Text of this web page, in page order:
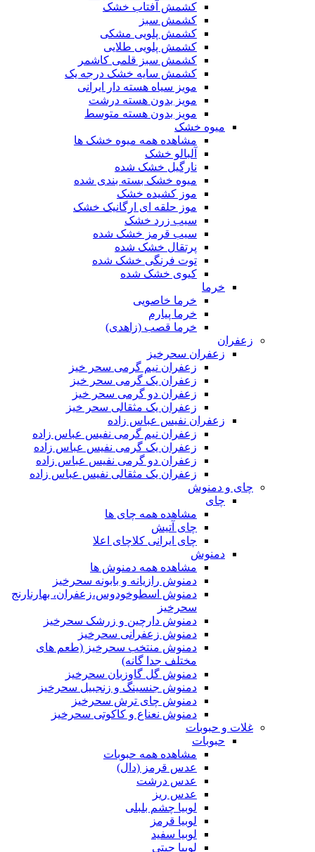
کشمش آفتاب خشک
کشمش سبز
کشمش پلویی مشکی
کشمش پلویی طلایی
کشمش سبز قلمی کاشمر
کشمش سایه خشک درجه یک
مویز سیاه هسته دار ایرانی
مویز بدون هسته درشت
مویز بدون هسته متوسط
میوه خشک
مشاهده همه میوه خشک ها
آلبالو خشک
نارگیل خشک شده
میوه خشک بسته بندی شده
موز کشیده خشک
موز حلقه ای ارگانیک خشک
سیب زرد خشک
سیب قرمز خشک شده
پرتقال خشک شده
توت فرنگی خشک شده
کیوی خشک شده
خرما
خرما خاصویی
خرما پیارم
خرما قصب (زاهدی)
زعفران
زعفران سحرخیز
زعفران نیم گرمی سحر خیز
زعفران یک گرمی سحر خیز
زعفران دو گرمی سحر خیز
زعفران یک مثقالی سحر خیز
زعفران نفیس عباس زاده
زعفران نیم گرمی نفیس عباس زاده
زعفران یک گرمی نفیس عباس زاده
زعفران دو گرمی نفیس عباس زاده
زعفران یک مثقالی نفیس عباس زاده
چای و دمنوش
چای
مشاهده همه چای ها
چای آتیش
چای ایرانی کلاچای اعلا
دمنوش
مشاهده همه دمنوش ها
دمنوش رازیانه و بابونه سحرخیز
دمنوش اسطوخودوس،زعفران، بهارنارنج
سحرخیز
دمنوش دارچین و زرشک سحرخیز
دمنوش زعفرانی سحرخیز
دمنوش منتخب سحرخیز (طعم های
مختلف جدا گانه)
دمنوش گل گاوزبان سحرخیز
دمنوش جنسینگ و زنجبیل سحرخیز
دمنوش چای ترش سحرخیز
دمنوش نعناع و کاکوتی سحرخیز
غلات و حبوبات
حبوبات
مشاهده همه حبوبات
عدس قرمز (دال)
عدس درشت
عدس ریز
لوبیا چشم بلبلی
لوبیا قرمز
لوبیا سفید
لوبیا چیتی